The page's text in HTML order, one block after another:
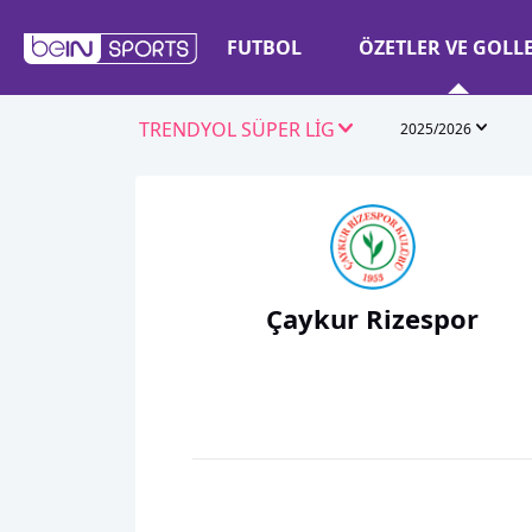
FUTBOL ÖZETLER VE
TRENDYOL SÜPER LİG 2025/2026
Çaykur Rizespor